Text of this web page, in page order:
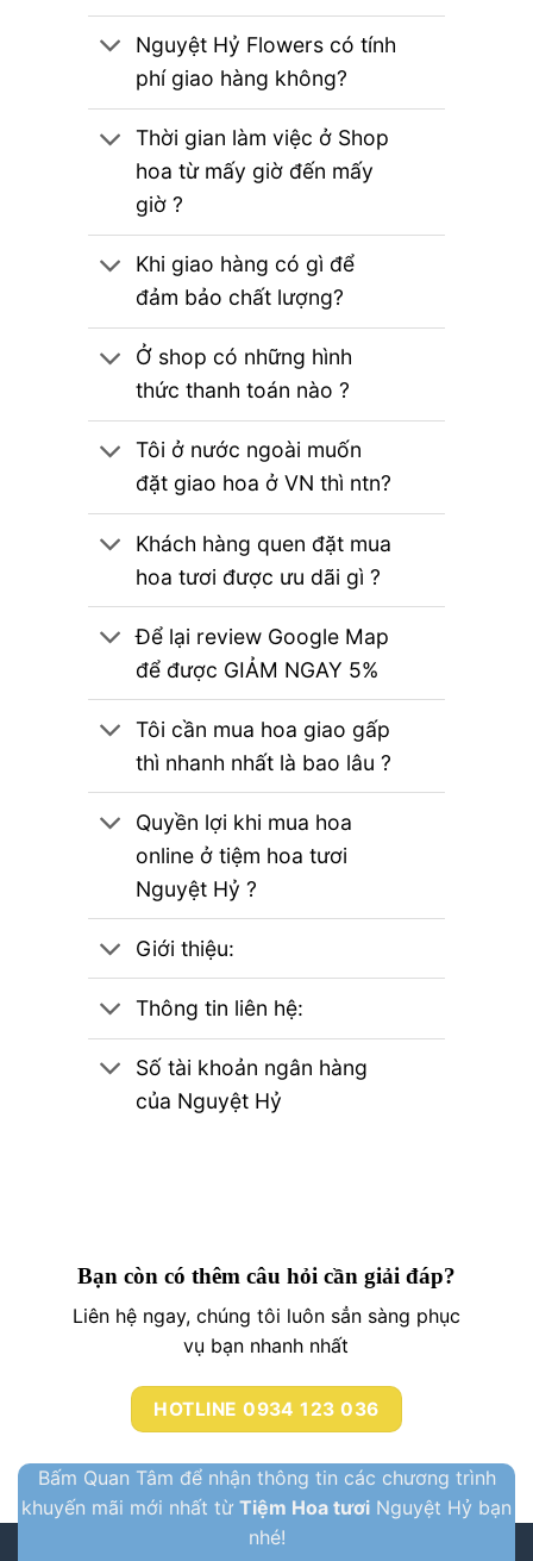
Nguyệt Hỷ Flowers có tính
phí giao hàng không?
Thời gian làm việc ở Shop
hoa từ mấy giờ đến mấy
giờ ?
Khi giao hàng có gì để
đảm bảo chất lượng?
Ở shop có những hình
thức thanh toán nào ?
Tôi ở nước ngoài muốn
đặt giao hoa ở VN thì ntn?
Khách hàng quen đặt mua
hoa tươi được ưu dãi gì ?
Để lại review Google Map
để được GIẢM NGAY 5%
Tôi cần mua hoa giao gấp
thì nhanh nhất là bao lâu ?
Quyền lợi khi mua hoa
online ở tiệm hoa tươi
Nguyệt Hỷ ?
Giới thiệu:
Thông tin liên hệ:
Số tài khoản ngân hàng
của Nguyệt Hỷ
Bạn còn có thêm câu hỏi cần giải đáp?
Liên hệ ngay, chúng tôi luôn sẳn sàng phục
vụ bạn nhanh nhất
HOTLINE 0934 123 036
Bấm Quan Tâm để nhận thông tin các chương trình
khuyến mãi mới nhất từ Tiệm Hoa tươi Nguyệt Hỷ bạn
nhé!